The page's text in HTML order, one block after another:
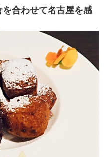
を合わせて名古屋を感